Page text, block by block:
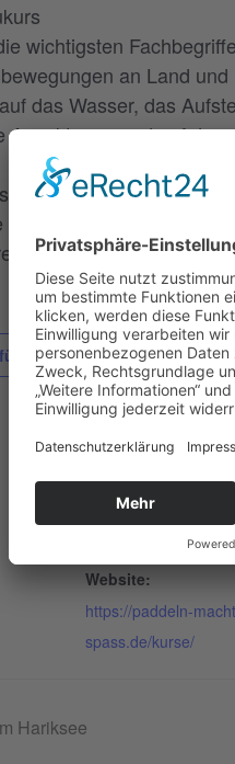
wichtigsten Fachbegriffe
an Land
das Wasser, das
Aspekte am und auf
benötigte Material
DETAILS
Datum:
13. Juni
Zeit:
17:30 - 19:00
Eintritt:
Website:
https://paddeln-
spass.de/kurse/
Hariksee